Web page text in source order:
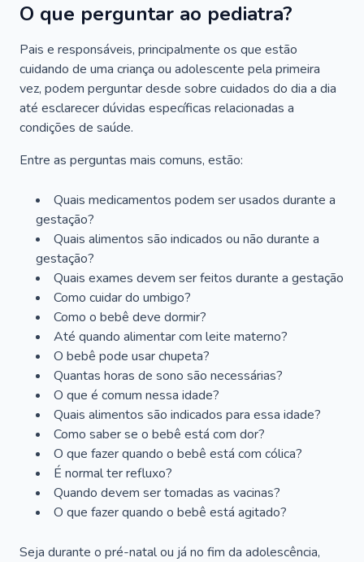
O que perguntar ao pediatra?
Pais e responsáveis, principalmente os que estão
cuidando de uma criança ou adolescente pela primeira
vez, podem perguntar desde sobre cuidados do dia a dia
até esclarecer dúvidas específicas relacionadas a
condições de saúde.
Entre as perguntas mais comuns, estão:
Quais medicamentos podem ser usados durante a
gestação?
Quais alimentos são indicados ou não durante a
gestação?
Quais exames devem ser feitos durante a gestação
Como cuidar do umbigo?
Como o bebê deve dormir?
Até quando alimentar com leite materno?
O bebê pode usar chupeta?
Quantas horas de sono são necessárias?
O que é comum nessa idade?
Quais alimentos são indicados para essa idade?
Como saber se o bebê está com dor?
O que fazer quando o bebê está com cólica?
É normal ter refluxo?
Quando devem ser tomadas as vacinas?
O que fazer quando o bebê está agitado?
Seja durante o pré-natal ou já no fim da adolescência,